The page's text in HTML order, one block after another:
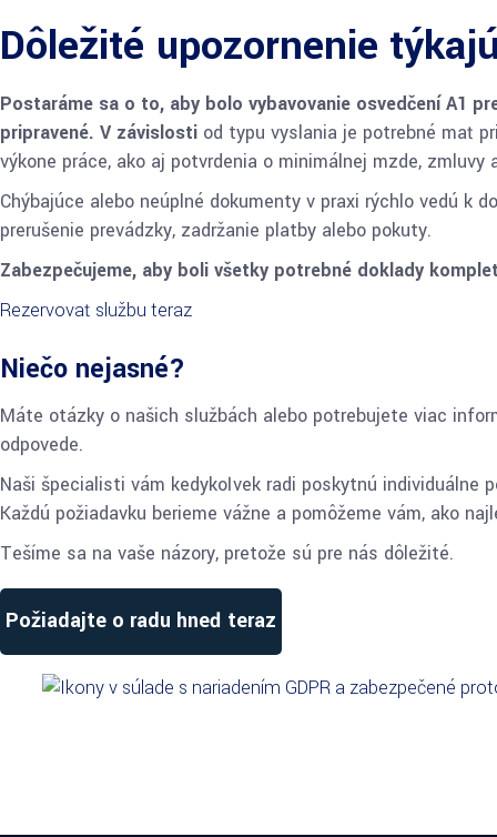
Dôležité upozornenie
Postaráme sa o to, aby bolo vybavovanie osvedčení A1
pripravené. V závislosti od typu vyslania je potrebné mať
výkone práce, ako aj potvrdenia o minimálnej mzde,
Chýbajúce alebo neúplné dokumenty v praxi rýchlo vedú k
prerušenie prevádzky, zadržanie platby alebo pokuty.
Zabezpečujeme, aby boli všetky potrebné doklady
Rezervovať službu teraz
Niečo nejasné?
Máte otázky o našich službách alebo potrebujete viac
odpovede.
Naši špecialisti vám kedykoľvek radi poskytnú individuálne
Každú požiadavku berieme vážne a pomôžeme vám, ako
Tešíme sa na vaše názory, pretože sú pre nás dôležité.
Požiadajte o radu hneď teraz